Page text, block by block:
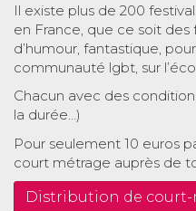
Il existe plus de 200
en France, que ce soit des
d’humour, fantastique,
communauté lgbt, sur
Chacun avec des
la durée…)
Pour seulement 10 euros
court métrage auprès de
Distribution de court-